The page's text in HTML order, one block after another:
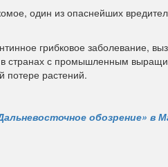
один из опаснейших
грибковое заболевание,
странах с промышленным
потере растений.
обозрение» в